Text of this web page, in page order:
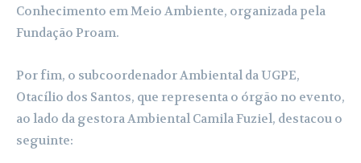
Conhecimento em Meio Ambiente, organizada pela
Fundação Proam.
Por fim, o subcoordenador Ambiental da UGPE,
Otacílio dos Santos, que representa o órgão no evento,
ao lado da gestora Ambiental Camila Fuziel, destacou o
seguinte: